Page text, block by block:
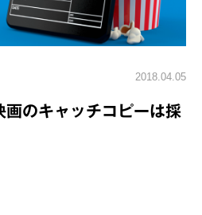
2018.04.05
のキャッチコピーは採